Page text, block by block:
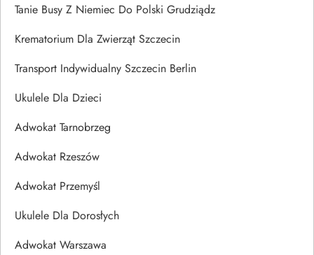
Tanie Busy Z Niemiec Do Polski Grudziądz
Krematorium Dla Zwierząt Szczecin
Transport Indywidualny Szczecin Berlin
Ukulele Dla Dzieci
Adwokat Tarnobrzeg
Adwokat Rzeszów
Adwokat Przemyśl
Ukulele Dla Dorosłych
Adwokat Warszawa